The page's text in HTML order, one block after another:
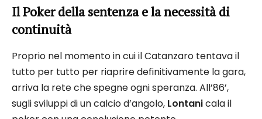
Il Poker della sentenza e la necessità di
continuità
Proprio nel momento in cui il Catanzaro tentava il
tutto per tutto per riaprire definitivamente la gara,
arriva la rete che spegne ogni speranza. All’86’,
sugli sviluppi di un calcio d’angolo, Lontanicala il